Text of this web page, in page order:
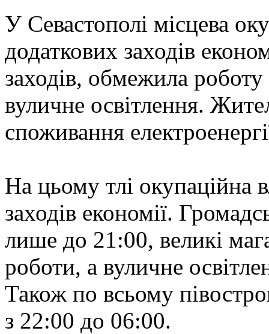
У Севастополі місцева
додаткових заходів
заходів, обмежила
вуличне освітлення.
споживання
На цьому тлі окупаційна
заходів економії.
лише до 21:00, великі
роботи, а вуличне
Також по всьому
з 22:00 до 06:00.